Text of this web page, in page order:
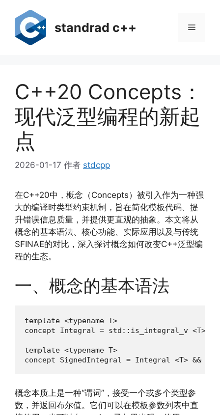
standrad c++ 菜
C++20 Concepts：
现代泛型编程的新起
点
2026-01-17 作者 stdcpp
在C++20中，概念（Concepts）被引入作为一种强
大的编译时类型约束机制，旨在简化模板代码、提
升错误信息质量，并提供更直观的抽象。本文将从
概念的基本语法、核心功能、实际应用以及与传统
SFINAE的对比，深入探讨概念如何改变C++泛型编
程的生态。
一、概念的基本语法
template <typename T>
concept Integral = std::is_integral_v <T>;
template <typename T>
concept SignedIntegral = Integral <T> &&
概念本质上是一种“谓词”，接受一个或多个类型参
数，并返回布尔值。它们可以在模板参数列表中直